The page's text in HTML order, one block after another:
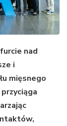
nad
i
mięsnego